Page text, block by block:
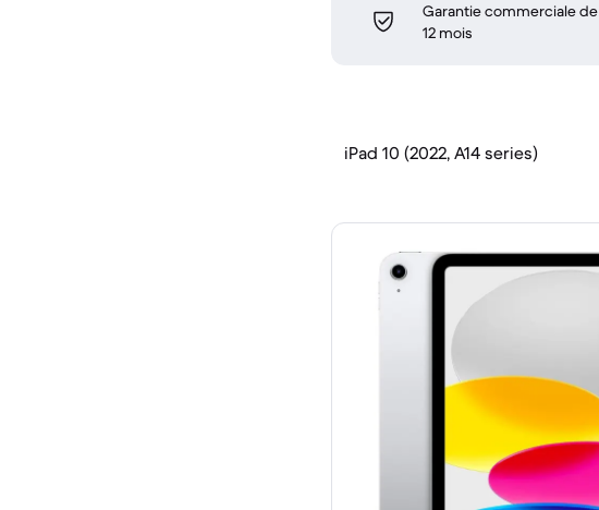
Garantie commerciale de
12 mois
iPad 10 (2022, A14 series)